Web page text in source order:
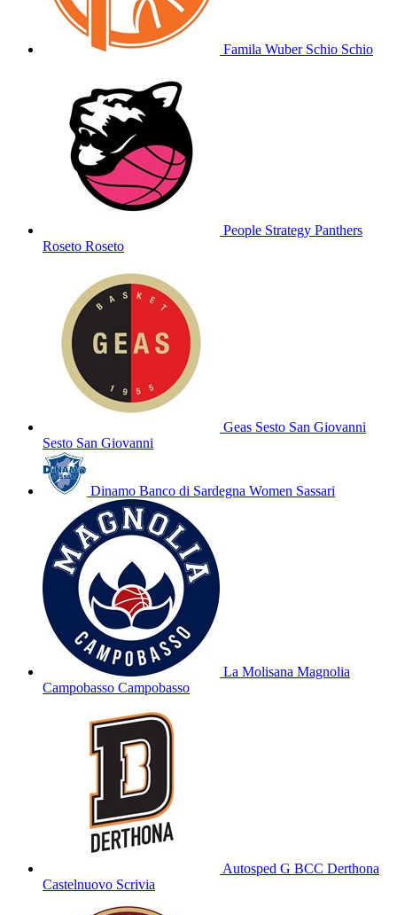
Famila Wuber Schio Schio
People Strategy Panthers
Roseto Roseto
Geas Sesto San Giovanni
Sesto San Giovanni
Dinamo Banco di Sardegna Women Sassari
La Molisana Magnolia
Campobasso Campobasso
Autosped G BCC Derthona
Castelnuovo Scrivia